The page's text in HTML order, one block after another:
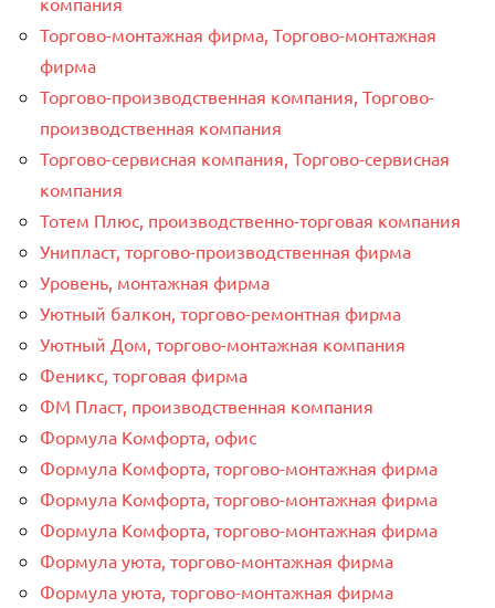
Торгово-монтажная фирма, Торгово-монтажная
фирма
Торгово-производственная компания, Торгово-
производственная компания
Торгово-сервисная компания, Торгово-сервисная
компания
Тотем Плюс, производственно-торговая компания
Унипласт, торгово-производственная фирма
Уровень, монтажная фирма
Уютный балкон, торгово-ремонтная фирма
Уютный Дом, торгово-монтажная компания
Феникс, торговая фирма
ФМ Пласт, производственная компания
Формула Комфорта, офис
Формула Комфорта, торгово-монтажная фирма
Формула Комфорта, торгово-монтажная фирма
Формула Комфорта, торгово-монтажная фирма
Формула уюта, торгово-монтажная фирма
Формула уюта, торгово-монтажная фирма